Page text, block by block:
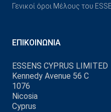
Γενικοί όροι Μέλους του
ΕΠΙΚΟΙΝΩΝΊΑ
ESSENS CYPRUS LIMITED
Kennedy Avenue 56 C
1076
Nicosia
Cyprus